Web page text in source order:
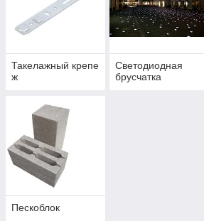
Такелажный крепе
ж
Светодиодная
брусчатка
Пескоблок